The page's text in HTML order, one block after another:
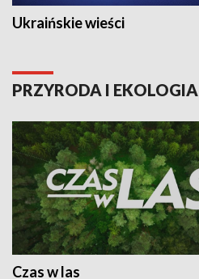
Ukraińskie wieści
PRZYRODA I EKOLOGIA
Czas w las